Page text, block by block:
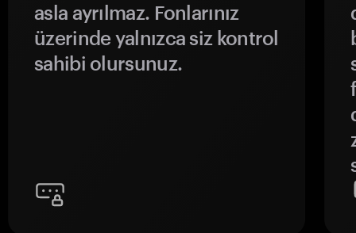
asla ayrılmaz. Fonlarınız
üzerinde yalnızca siz kontrol
sahibi olursunuz.